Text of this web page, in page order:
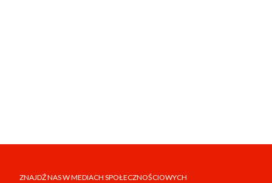
ZNAJDŹ NAS W MEDIACH SPOŁECZNOŚCIOWYCH